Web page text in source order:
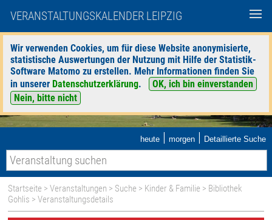
VERANSTALTUNGSKALENDER LEIPZIG
Wir verwenden Cookies, um für diese Website anonymisierte,
statistische Auswertungen der Nutzung mit Hilfe der Statistik-
Software Matomo zu erstellen. Mehr Informationen finden Sie
in unserer Datenschutzerklärung.
OK, ich bin einverstanden
Nein, bitte nicht
heute | morgen | Detaillierte Suche
Startseite >Veranstaltungen > Suche > Kinder & Familie > Bibliothek
Gohlis > Veranstaltungsdetails